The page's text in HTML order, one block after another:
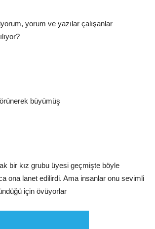
yorum ve yazılar çalışanlar
büyümüş
bir kız grubu üyesi geçmişte böyle
ona lanet edilirdi. Ama insanlar onu sevimli
için övüyorlar